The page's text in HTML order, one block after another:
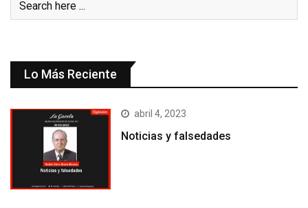
Lo Más Reciente
abril 4, 2023
Noticias y falsedades